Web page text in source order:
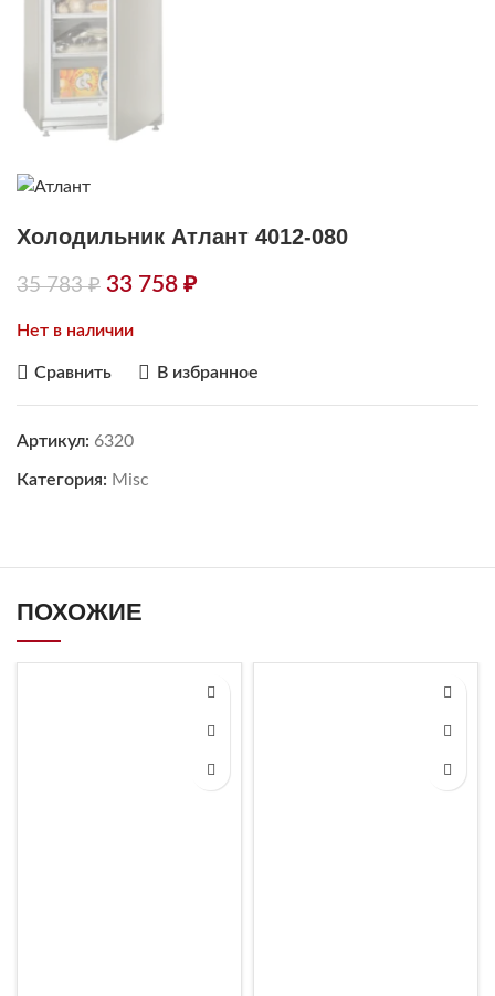
Холодильник Атлант 4012-080
35 783₽ 33 758 ₽
Нет в наличии
Сравнить В избранное
Артикул: 6320
Категория: Misc
ПОХОЖИЕ